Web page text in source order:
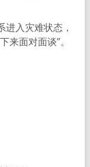
入灾难状态，
来面对面谈”。